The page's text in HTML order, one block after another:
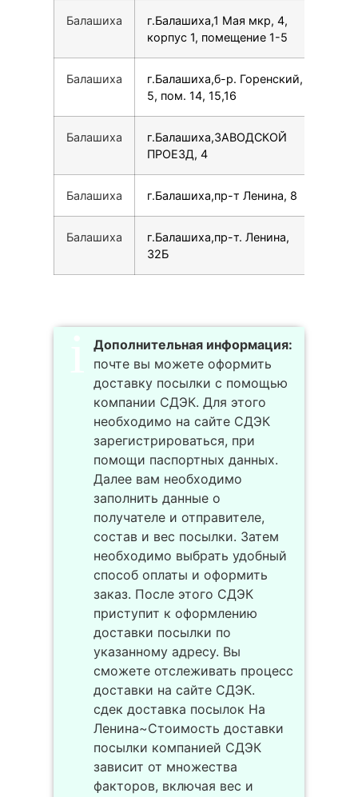
Балашиха
г.Балашиха,1 Мая мкр, 4,
корпус 1, помещение 1-5
Балашиха
г.Балашиха,б-р. Горенский,
5, пом. 14, 15,16
Балашиха
г.Балашиха,ЗАВОДСКОЙ
ПРОЕЗД, 4
Балашиха г.Балашиха,пр-т Ленина, 8
Балашиха
г.Балашиха,пр-т. Ленина,
32Б
Дополнительная информация:
почте вы можете оформить
доставку посылки с помощью
компании СДЭК. Для этого
необходимо на сайте СДЭК
зарегистрироваться, при
помощи паспортных данных.
Далее вам необходимо
заполнить данные о
получателе и отправителе,
состав и вес посылки. Затем
необходимо выбрать удобный
способ оплаты и оформить
заказ. После этого СДЭК
приступит к оформлению
доставки посылки по
указанному адресу. Вы
сможете отслеживать процесс
доставки на сайте СДЭК.
сдек доставка посылок На
Ленина~Стоимость доставки
посылки компанией СДЭК
зависит от множества
факторов, включая вес и